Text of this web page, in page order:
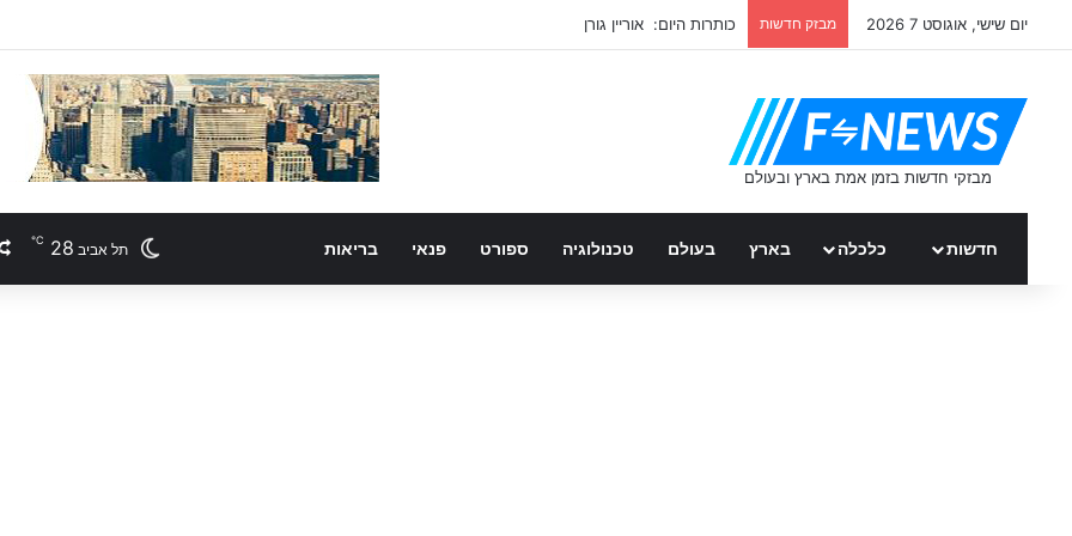
יום שישי, אוגוסט 7 2026 מבזק חדשות כותרות היום: אוריין גורן
חדשות כלכלה בארץ בעולם טכנולוגיה ספורט פנאי בריאות תל אביב 28
℃